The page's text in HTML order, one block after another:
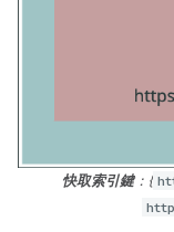
快取索引鍵：{